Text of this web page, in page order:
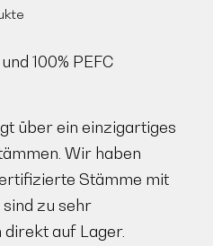
100% PEFC
über ein einzigartiges
Wir haben
Stämme mit
zu sehr
auf Lager.